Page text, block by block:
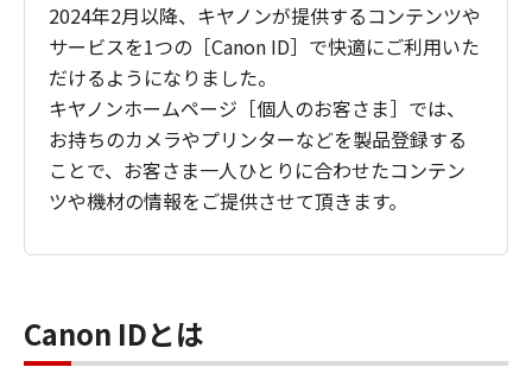
2024年2月以降、キヤノンが提供するコンテンツや
サービスを1つの［Canon ID］で快適にご利用いた
だけるようになりました。
キヤノンホームページ［個人のお客さま］では、
お持ちのカメラやプリンターなどを製品登録する
ことで、お客さま一人ひとりに合わせたコンテン
ツや機材の情報をご提供させて頂きます。
Canon IDとは